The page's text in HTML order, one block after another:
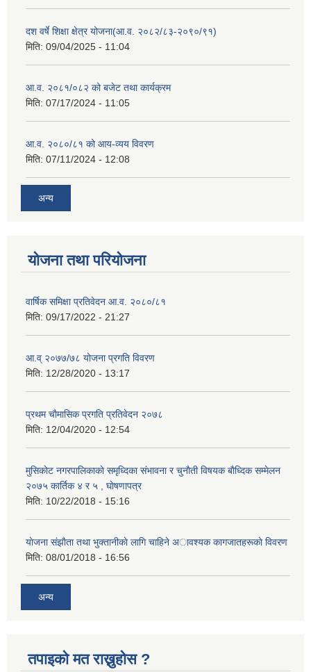
दश वर्षे शिक्षा क्षेत्र योजना(आ.व. २०८२/८३-२०९०/९१)
मिति: 09/04/2025 - 11:04
आ.व. २०८१/०८२ को बजेट तथा कार्यक्रम
मिति: 07/17/2024 - 11:05
आ.व. २०८०/८१ को आय-व्यय विवरण
मिति: 07/11/2024 - 12:08
अन्य
योजना तथा परियोजना
वार्षिक समिक्षा प्रतिवेदन आ.व. २०८०/८१
मिति: 09/17/2022 - 21:27
आ.व् २०७७/७८ योजना प्रगति विवरण
मिति: 12/28/2020 - 13:17
प्रथम चाैमासिक प्रगति प्रतिवेदन २०७८
मिति: 12/04/2020 - 12:54
मुसिकाेट नगरपालिकाकाे समृध्दिका संभावना र चुनाैती विषयक बाैध्दिक सम्मेलन
२०७५ कार्तिक ४ र ५ , घाेषणापत्र
मिति: 10/22/2018 - 15:16
याेजना संझाैता तथा भुक्तानीकाे लागि चाहिने अावश्यक कागजातहरूकाे विवरण
मिति: 08/01/2018 - 16:56
अन्य
तपाइको मत राख्नुहोस ?